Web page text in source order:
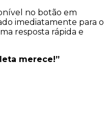
no botão em
imediatamente para o
resposta rápida e
merece!”